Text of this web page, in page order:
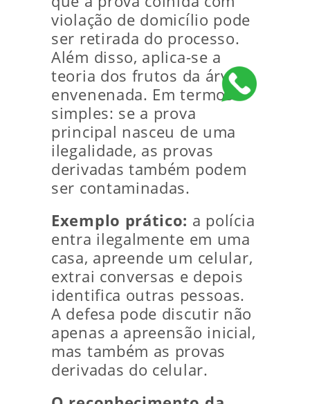
violação de domicílio pode
ser retirada do processo.
Além disso, aplica-se a
teoria dos frutos da árvore
envenenada. Em termos
simples: se a prova
principal nasceu de uma
ilegalidade, as provas
derivadas também podem
ser contaminadas.
Exemplo prático: a polícia
entra ilegalmente em uma
casa, apreende um celular,
extrai conversas e depois
identifica outras pessoas.
A defesa pode discutir não
apenas a apreensão inicial,
mas também as provas
derivadas do celular.